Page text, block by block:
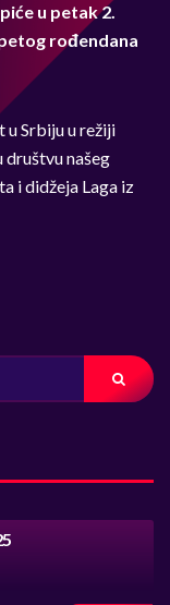
u petak 2.
rođendana
u Srbiju u režiji
društvu našeg
i didžeja Laga iz